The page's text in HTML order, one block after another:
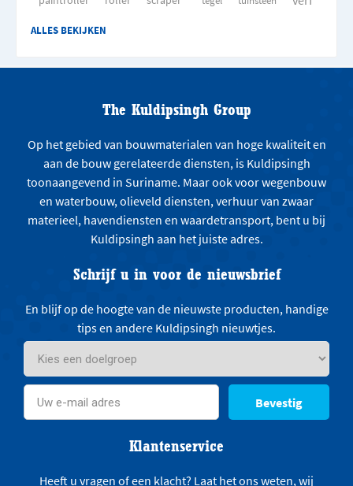
ALLES BEKIJKEN
The Kuldipsingh Group
Op het gebied van bouwmaterialen van hoge kwaliteit en
aan de bouw gerelateerde diensten, is Kuldipsingh
toonaangevend in Suriname. Maar ook voor wegenbouw
en waterbouw, olieveld diensten, verhuur van zwaar
materieel, havendiensten en waardetransport, bent u bij
Kuldipsingh aan het juiste adres.
Schrijf u in voor de nieuwsbrief
En blijf op de hoogte van de nieuwste producten, handige
tips en andere Kuldipsingh nieuwtjes.
Bevestig
Klantenservice
Heeft u vragen of een klacht? Laat het ons weten, wij